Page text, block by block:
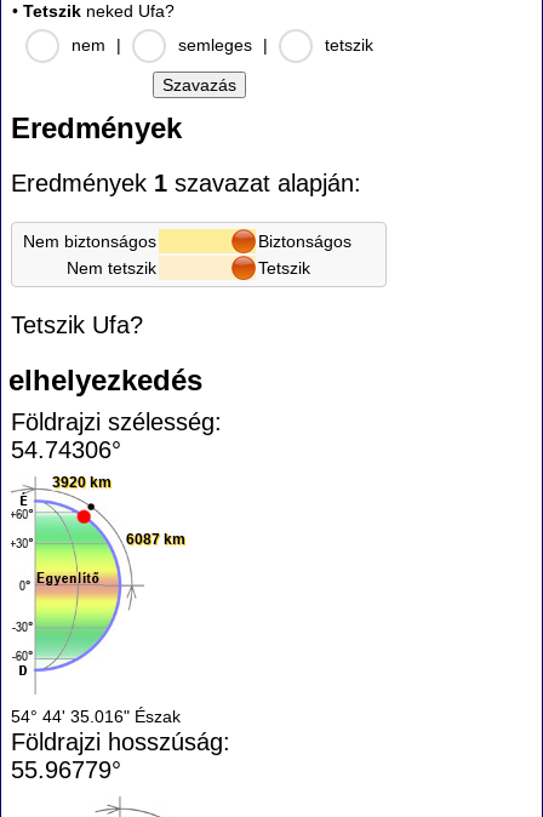
• Tetszik neked Ufa?
nem
| semleges | tetszik
Eredmények
Eredmények 1 szavazat alapján:
Nem biztonságos
Biztonságos
Nem tetszik
Tetszik
Tetszik Ufa?
elhelyezkedés
Földrajzi szélesség:
54.74306°
3920 km
6087 km
54° 44' 35.016" Észak
Földrajzi hosszúság:
55.96779°